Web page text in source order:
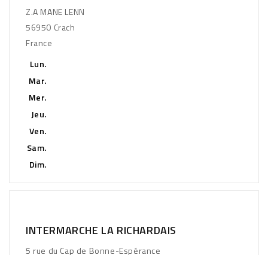
Z.A MANE LENN
56950 Crach
France
Lun.
Mar.
Mer.
Jeu.
Ven.
Sam.
Dim.
INTERMARCHE LA RICHARDAIS
5 rue du Cap de Bonne-Espérance